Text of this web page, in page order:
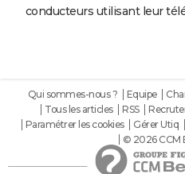
conducteurs utilisant leur
Qui sommes-nous ? Equipe
Tous les articles
RSS
Paramétrer les cookies
Gérer Utiq
© 2026 CCM